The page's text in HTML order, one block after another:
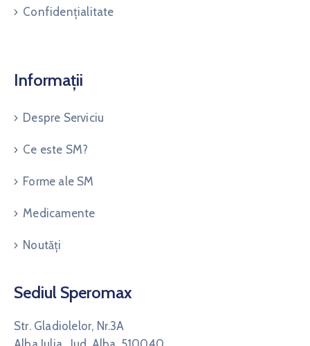
Confidențialitate
Informații
Despre Serviciu
Ce este SM?
Forme ale SM
Medicamente
Noutăți
Sediul Speromax
Str. Gladiolelor, Nr.3A